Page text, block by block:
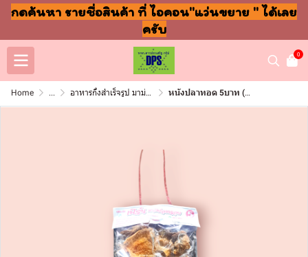
กดค้นหา รายชื่อสินค้า ที่ ไอคอน"แว่นขยาย " ได้เลย
ครับ
0
Home ... อาหารกึ่งสำเร็จรูป มาม่า ปลากระป๋อง หนังปลาทอด 5บาท (โหล)